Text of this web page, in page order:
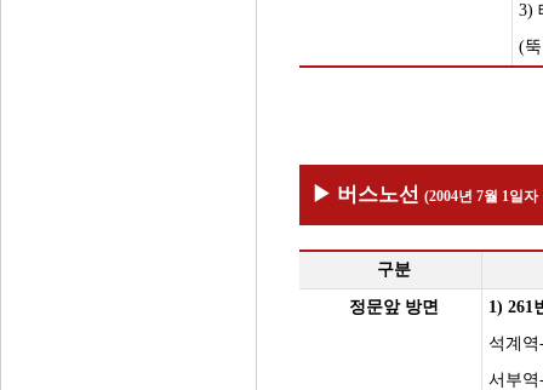
3)
(
▶ 버스노선 (2004년 7월 1일
구분
정문앞 방면
1) 261
석계
서부